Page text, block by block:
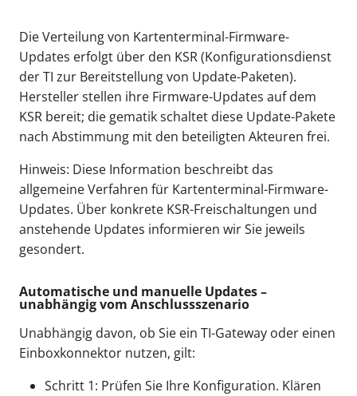
Die Verteilung von Kartenterminal-Firmware-
Updates erfolgt über den KSR (Konfigurationsdienst
der TI zur Bereitstellung von Update-Paketen).
Hersteller stellen ihre Firmware-Updates auf dem
KSR bereit; die gematik schaltet diese Update-Pakete
nach Abstimmung mit den beteiligten Akteuren frei.
Hinweis: Diese Information beschreibt das
allgemeine Verfahren für Kartenterminal-Firmware-
Updates. Über konkrete KSR-Freischaltungen und
anstehende Updates informieren wir Sie jeweils
gesondert.
Automatische und manuelle Updates –
unabhängig vom Anschlussszenario
Unabhängig davon, ob Sie ein TI-Gateway oder einen
Einboxkonnektor nutzen, gilt:
Schritt 1: Prüfen Sie Ihre Konfiguration. Klären